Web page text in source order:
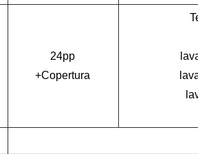
24pp
+Copertura